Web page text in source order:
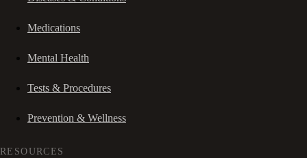
Medications
Mental Health
Tests & Procedures
Prevention & Wellness
RESOURCES